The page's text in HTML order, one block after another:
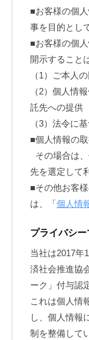
■お客様の個
事を目的とし
■お客様の個
開示すること
（1）ご本人
（2）個人情
託先への提供
（3）法令に
■個人情報の
その場合は
先を選定して
■その他お客
は、「個人情
プライバシ
当社は2017年
済社会推進協
ーク」付与認
これは個人情
し、個人情報
制を整備して